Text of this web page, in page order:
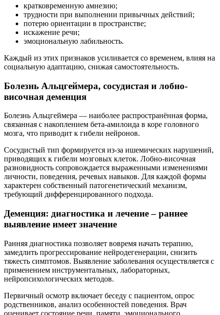
кратковременную амнезию;
трудности при выполнении привычных действий;
потерю ориентации в пространстве;
искажение речи;
эмоциональную лабильность.
Каждый из этих признаков усиливается со временем, влияя на
социальную адаптацию, снижая самостоятельность.
Болезнь Альцгеймера, сосудистая и лобно-
височная деменция
Болезнь Альцгеймера — наиболее распространённая форма,
связанная с накоплением бета-амилоида в коре головного
мозга, что приводит к гибели нейронов.
Сосудистый тип формируется из-за ишемических нарушений,
приводящих к гибели мозговых клеток. Лобно-височная
разновидность сопровождается выраженными изменениями
личности, поведения, речевых навыков. Для каждой формы
характерен собственный патогенетический механизм,
требующий дифференцированного подхода.
Деменция: диагностика и лечение – раннее
выявление имеет значение
Ранняя диагностика позволяет вовремя начать терапию,
замедлить прогрессирование нейродегенерации, снизить
тяжесть симптомов. Выявление заболевания осуществляется с
применением инструментальных, лабораторных,
нейропсихологических методов.
Первичный осмотр включает беседу с пациентом, опрос
родственников, анализ особенностей поведения. Врач
оценивает состояние речи, памяти, эмоционального